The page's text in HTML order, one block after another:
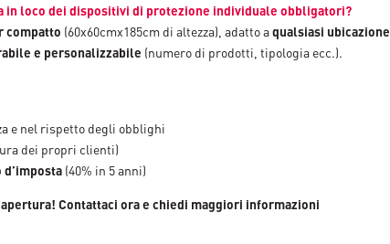
loco dei dispositivi di protezione individuale obbligatori?
compatto (60x60cmx185cm di altezza), adatto aqualsiasi ubicazione
e personalizzabile (numero di prodotti, tipologia ecc.).
e nel rispetto degli obblighi
dei propri clienti)
(40% in 5 anni)
Contattaci ora e chiedi maggiori informazioni